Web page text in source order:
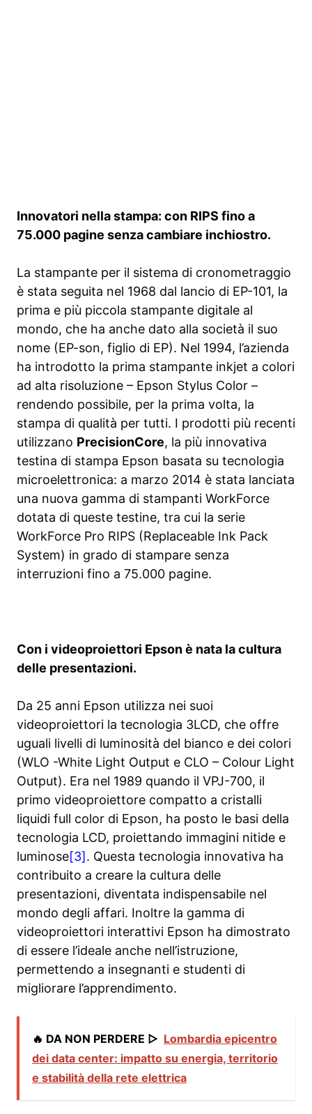
Innovatori nella stampa: con RIPS fino a
75.000 pagine senza cambiare inchiostro.
La stampante per il sistema di cronometraggio
è stata seguita nel 1968 dal lancio di EP-101, la
prima e più piccola stampante digitale al
mondo, che ha anche dato alla società il suo
nome (EP-son, figlio di EP). Nel 1994, l’azienda
ha introdotto la prima stampante inkjet a colori
ad alta risoluzione – Epson Stylus Color –
rendendo possibile, per la prima volta, la
stampa di qualità per tutti. I prodotti più recenti
utilizzano PrecisionCore, la più innovativa
testina di stampa Epson basata su tecnologia
microelettronica: a marzo 2014 è stata lanciata
una nuova gamma di stampanti WorkForce
dotata di queste testine, tra cui la serie
WorkForce Pro RIPS (Replaceable Ink Pack
System) in grado di stampare senza
interruzioni fino a 75.000 pagine.
Con i videoproiettori Epson è nata la cultura
delle presentazioni.
Da 25 anni Epson utilizza nei suoi
videoproiettori la tecnologia 3LCD, che offre
uguali livelli di luminosità del bianco e dei colori
(WLO -White Light Output e CLO – Colour Light
Output). Era nel 1989 quando il VPJ-700, il
primo videoproiettore compatto a cristalli
liquidi full color di Epson, ha posto le basi della
tecnologia LCD, proiettando immagini nitide e
luminose[3]. Questa tecnologia innovativa ha
contribuito a creare la cultura delle
presentazioni, diventata indispensabile nel
mondo degli affari. Inoltre la gamma di
videoproiettori interattivi Epson ha dimostrato
di essere l’ideale anche nell’istruzione,
permettendo a insegnanti e studenti di
migliorare l’apprendimento.
🔥 DA NON PERDERE ▷ Lombardia epicentro
dei data center: impatto su energia, territorio
e stabilità della rete elettrica